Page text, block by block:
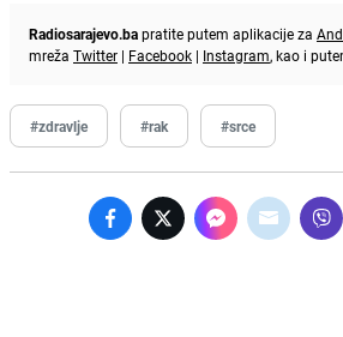
Radiosarajevo.bapratite putem aplikacije za
mreža Twitter | Facebook | Instagram, kao i
#zdravlje #rak #srce